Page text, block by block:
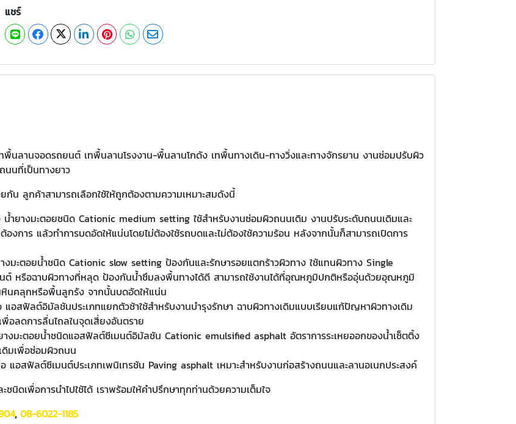
แชร์
นลานจอดรถยนต์ เทพื้นลานโรงงาน-พื้นลานโกดัง เทพื้นทางเดิน-ทางวิ่งและทางจักรยาน งานซ่อมปรับผิว
นที่เป็นทางยาว
กัน ลูกค้าสามารถเลือกใช้ให้ถูกต้องตามความเหมาะสมดังนี้
น้ำยางมะตอยชนิด Cationic medium setting ใช้สำหรับงานซ่อมผิวถนนเดิม งานปรับระดับถนนเดิมและ
งการ แล้วทำการบดอัดให้แน่นโดยไม่ต้องใช้รถบดและไม่ต้องใช้ความร้อน หลังจากนั้นก็สามารถเปิดการ
งมะตอยน้ำชนิด Cationic slow setting ป้องกันและรักษารอยแตกร้าวผิวทาง ใช้แทนผิวทาง Single
ต์ หรือฉาบผิวทางที่หลุด ป้องกันน้ำซึมลงพื้นทางได้ดี สามารถใช้งานได้ที่อุณหภูมิปกติหรืออุ่นด้วยอุณหภูมิ
นคลุกหรือพื้นลูกรัง จากนั้นบดอัดให้แน่น
แอสฟัลต์อิมัลชันประเภทแยกตัวช้าใช้สำหรับงานบำรุงรักษา ฉาบผิวทางเดิมแบบเรียบแก้ปัญหาผิวทางเดิม
อลดการลื่นไถลในจุดเสี่ยงอันตราย
างมะตอยน้ำชนิดแอสฟัลต์ซีเมนต์อิมัลชัน Cationic emulsified asphalt อัตราการระเหยออกของน้ำเซ็ตติ้ง
ดิมเพื่อซ่อมผิวถนน
แอสฟัลต์ซีเมนต์ประเภทเพนิเทรชัน Paving asphalt เหมาะสำหรับงานก่อสร้างถนนและลานอเนกประสงค์
นิดเพื่อการนำไปใช้ได้ เราพร้อมให้คำปรึกษาทุกท่านด้วยความเต็มใจ
, 08-6022-1185